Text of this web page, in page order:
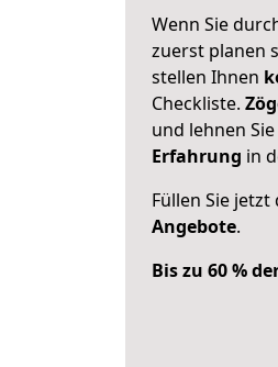
Wenn Sie
zuerst planen
stellen Ihnen
Checkliste.
und lehnen
Erfahrung in
Füllen Sie
Angebote.
Bis zu 60 %